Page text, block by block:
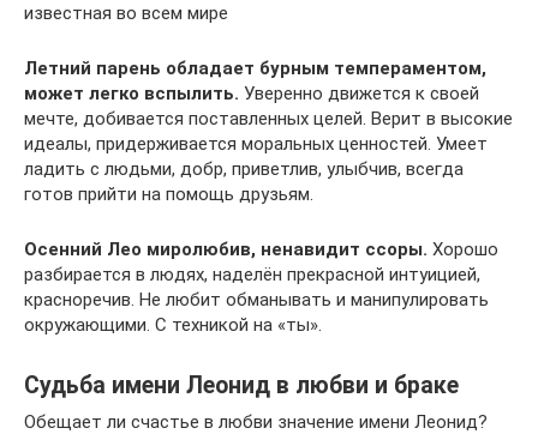
известная во всем мире
Летний парень обладает бурным темпераментом,
может легко вспылить. Уверенно движется к своей
мечте, добивается поставленных целей. Верит в высокие
идеалы, придерживается моральных ценностей. Умеет
ладить с людьми, добр, приветлив, улыбчив, всегда
готов прийти на помощь друзьям.
Осенний Лео миролюбив, ненавидит ссоры. Хорошо
разбирается в людях, наделён прекрасной интуицией,
красноречив. Не любит обманывать и манипулировать
окружающими. С техникой на «ты».
Судьба имени Леонид в любви и браке
Обещает ли счастье в любви значение имени Леонид?